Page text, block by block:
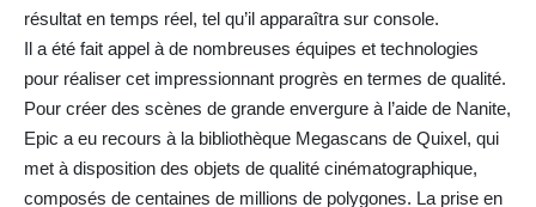
résultat en temps réel, tel qu’il apparaîtra sur console.
Il a été fait appel à de nombreuses équipes et technologies
pour réaliser cet impressionnant progrès en termes de qualité.
Pour créer des scènes de grande envergure à l’aide de Nanite,
Epic a eu recours à la bibliothèque Megascans de Quixel, qui
met à disposition des objets de qualité cinématographique,
composés de centaines de millions de polygones. La prise en